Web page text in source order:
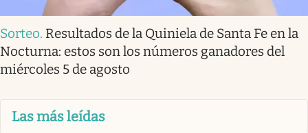
Sorteo. Resultados de la Quiniela de Santa Fe en la
Nocturna: estos son los números ganadores del
miércoles 5 de agosto
Las más leídas